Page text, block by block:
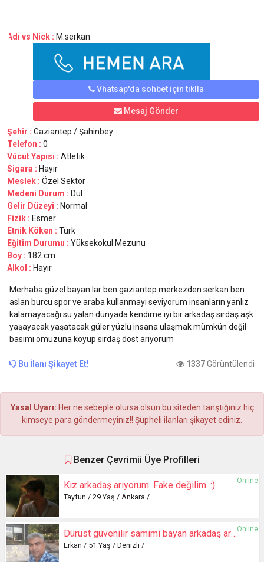
Adı vs Nick : M.serkan
Vhatsap'da sohbet için tıklla
Mesaj Gönder
Şehir : Gaziantep / Şahinbey
Telefon : 0
Vücut Yapısı : Atletik
Sigara : Hayır
Meslek : Özel Sektör
Medeni Durum : Dul
Gelir Düzeyi : Normal
Fizik : Esmer
Etnik Köken : Türk
Eğitim Durumu : Yüksekokul Mezunu
Boy : 182.cm
Alkol : Hayır
Merhaba güzel bayan lar ben gaziantep merkezden serkan ben
aslan burcu spor ve araba kullanmayı seviyorum insanların yanlız
kalamayacağı su yalan dünyada kendime iyi bir arkadaş sırdaş aşk
yaşayacak yaşatacak güler yüzlü insana ulaşmak mümkün değil
basimi omuzuna koyup sırdaş dost ariyorum
Bu İlanı Şikayet Et! 1337Görüntülendi
Yasal Uyarı: Her ne sebeple olursa olsun bu siteden tanştığınız hiç
kimseye para göndermeyiniz!! Şüpheli ilanları şikayet ediniz.
Benzer Çevrimii Üye Profilleri
Online
Kız arkadaş arıyorum. Fake değilim. :)
Tayfun / 29 Yaş / Ankara /
Online
Dürüst güvenilir samimi bayan arkadaş arıyorum
Erkan / 51 Yaş / Denizli /